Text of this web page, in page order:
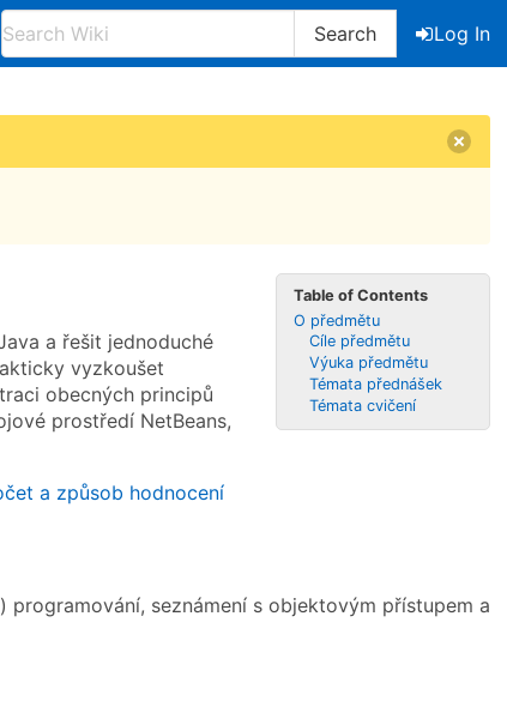
Search
Log In
Table of Contents
O předmětu
Cíle předmětu
Výuka předmětu
Témata přednášek
Témata cvičení
a řešit jednoduché
vyzkoušet
obecných principů
prostředí NetBeans,
a způsob hodnocení
seznámení s objektovým přístupem a